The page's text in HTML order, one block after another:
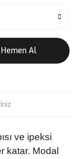
Hemen Al
ve ipeksi
katar. Modal